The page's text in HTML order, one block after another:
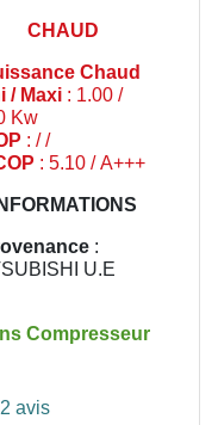
CHAUD
Chaud
/ Maxi : 1.00 /
Kw
: / /
: 5.10 / A+++
INFORMATIONS
:
U.E
Compresseur
2 avis